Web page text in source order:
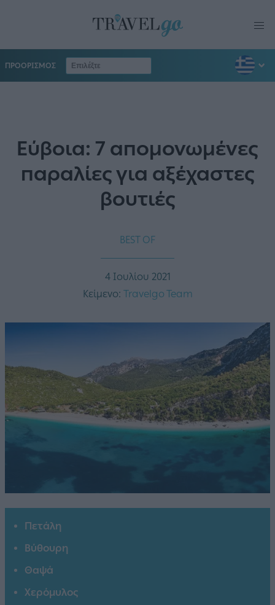
ΠΡΟΟΡΙΣΜΟΣ
Εύβοια: 7 απομονωμένες
παραλίες για αξέχαστες
βουτιές
BEST OF
4 Ιουλίου 2021
Κείμενο: Travelgo Team
Πετάλη
Βύθουρη
Θαψά
Χερόμυλος